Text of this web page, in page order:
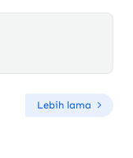
Lebih lama